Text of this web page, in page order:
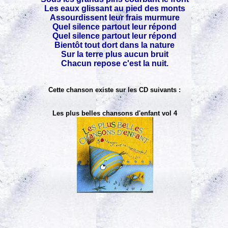
Les eaux glissant au pied des monts
Assourdissent leur frais murmure
Quel silence partout leur répond
Quel silence partout leur répond
Bientôt tout dort dans la nature
Sur la terre plus aucun bruit
Chacun repose c'est la nuit.
Cette chanson existe sur les CD suivants :
Les plus belles chansons d'enfant vol 4